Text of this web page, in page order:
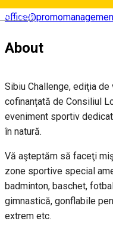
Deutsch
About
Sibiu Challenge, ediţia
cofinanțată de Consiliul
eveniment sportiv
în natură.
Vă aşteptăm să faceţi
zone sportive special
badminton, baschet,
gimnastică, gonflabile
extrem etc.